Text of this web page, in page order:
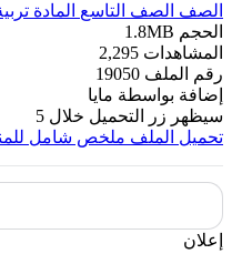
الصف الصف التاسع المادة
الحجم 1.8MB
المشاهدات 2,295
رقم الملف 19050
إضافة بواسطة مايا
سيظهر زر التحميل خلال 5
تحميل الملف ملخص شامل
إعلان